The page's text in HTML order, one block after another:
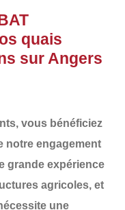
quais
sur Angers
, vous bénéficiez
notre engagement
grande expérience
agricoles, et
une